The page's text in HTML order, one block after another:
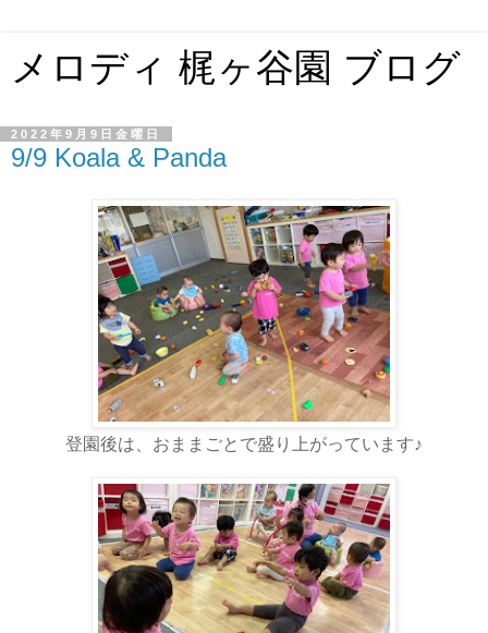
メロディ 梶ヶ谷園 ブログ
2022年9月9日金曜日
9/9 Koala & Panda
登園後は、おままごとで盛り上がっています♪